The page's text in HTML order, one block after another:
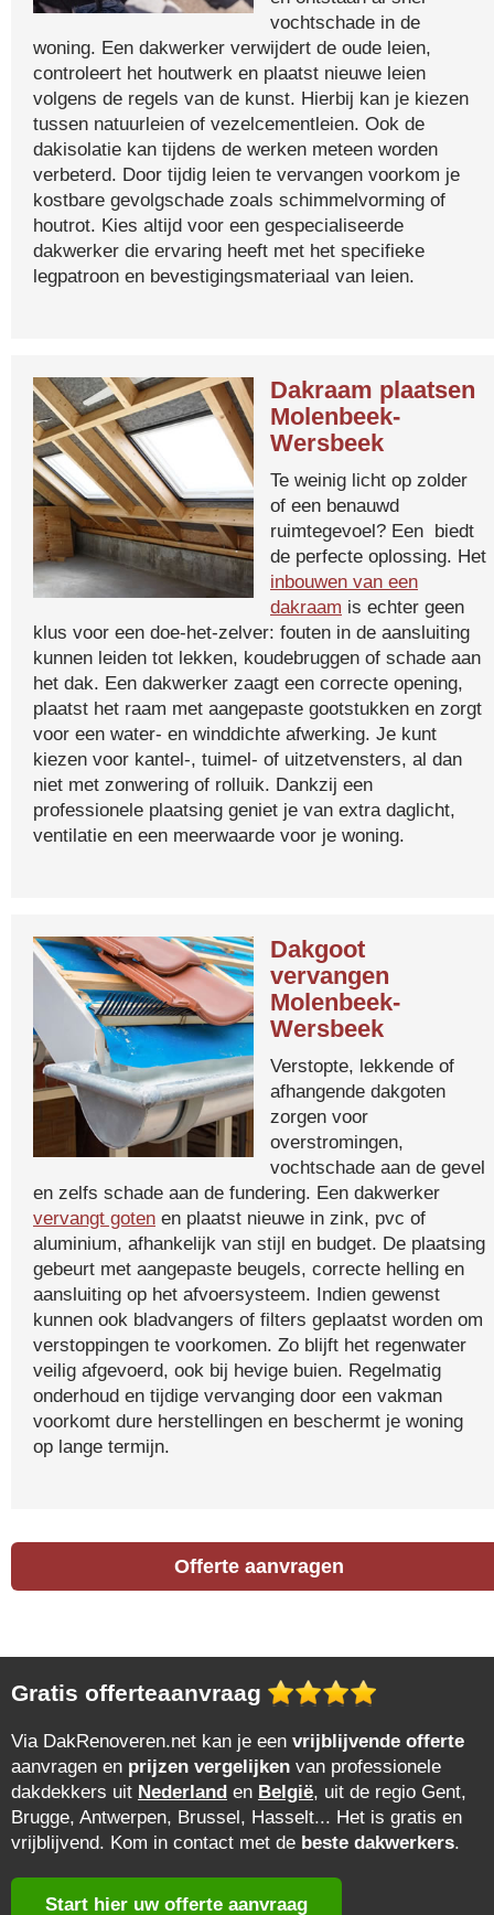
vochtschade in de
woning. Een dakwerker verwijdert de oude leien,
controleert het houtwerk en plaatst nieuwe leien
volgens de regels van de kunst. Hierbij kan je kiezen
tussen natuurleien of vezelcementleien. Ook de
dakisolatie kan tijdens de werken meteen worden
verbeterd. Door tijdig leien te vervangen voorkom je
kostbare gevolgschade zoals schimmelvorming of
houtrot. Kies altijd voor een gespecialiseerde
dakwerker die ervaring heeft met het specifieke
legpatroon en bevestigingsmateriaal van leien.
Dakraam plaatsen
Molenbeek-
Wersbeek
Te weinig licht op zolder
of een benauwd
ruimtegevoel? Een biedt
de perfecte oplossing. Het
inbouwen van een
dakraam is echter geen
klus voor een doe-het-zelver: fouten in de aansluiting
kunnen leiden tot lekken, koudebruggen of schade aan
het dak. Een dakwerker zaagt een correcte opening,
plaatst het raam met aangepaste gootstukken en zorgt
voor een water- en winddichte afwerking. Je kunt
kiezen voor kantel-, tuimel- of uitzetvensters, al dan
niet met zonwering of rolluik. Dankzij een
professionele plaatsing geniet je van extra daglicht,
ventilatie en een meerwaarde voor je woning.
Dakgoot
vervangen
Molenbeek-
Wersbeek
Verstopte, lekkende of
afhangende dakgoten
zorgen voor
overstromingen,
vochtschade aan de gevel
en zelfs schade aan de fundering. Een dakwerker
vervangt goten en plaatst nieuwe in zink, pvc of
aluminium, afhankelijk van stijl en budget. De plaatsing
gebeurt met aangepaste beugels, correcte helling en
aansluiting op het afvoersysteem. Indien gewenst
kunnen ook bladvangers of filters geplaatst worden om
verstoppingen te voorkomen. Zo blijft het regenwater
veilig afgevoerd, ook bij hevige buien. Regelmatig
onderhoud en tijdige vervanging door een vakman
voorkomt dure herstellingen en beschermt je woning
op lange termijn.
Offerte aanvragen
Gratis offerteaanvraag
Via DakRenoveren.net kan je een vrijblijvende offerte
aanvragen en prijzen vergelijken van professionele
dakdekkers uit Nederland en België, uit de regio Gent,
Brugge, Antwerpen, Brussel, Hasselt... Het is gratis en
vrijblijvend. Kom in contact met de beste dakwerkers.
Start hier uw offerte aanvraag